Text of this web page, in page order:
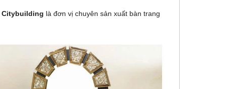
Citybuilding là đơn vị chuyên sản xuất bàn trang